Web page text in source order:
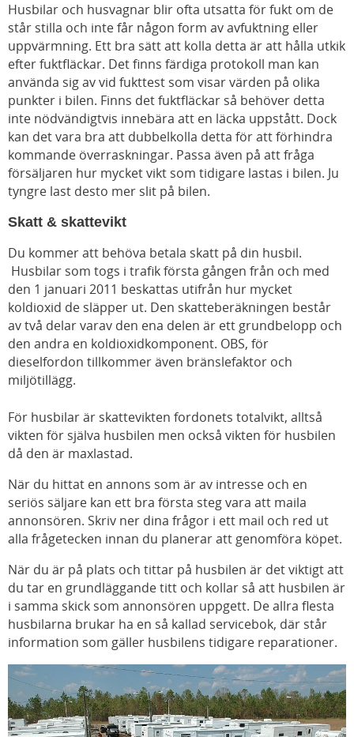
Husbilar och husvagnar blir ofta utsatta för fukt om de
står stilla och inte får någon form av avfuktning eller
uppvärmning. Ett bra sätt att kolla detta är att hålla utkik
efter fuktfläckar. Det finns färdiga protokoll man kan
använda sig av vid fukttest som visar värden på olika
punkter i bilen. Finns det fuktfläckar så behöver detta
inte nödvändigtvis innebära att en läcka uppstått. Dock
kan det vara bra att dubbelkolla detta för att förhindra
kommande överraskningar. Passa även på att fråga
försäljaren hur mycket vikt som tidigare lastas i bilen. Ju
tyngre last desto mer slit på bilen.
Skatt & skattevikt
Du kommer att behöva betala skatt på din husbil.
Husbilar som togs i trafik första gången från och med
den 1 januari 2011 beskattas utifrån hur mycket
koldioxid de släpper ut. Den skatteberäkningen består
av två delar varav den ena delen är ett grundbelopp och
den andra en koldioxidkomponent. OBS, för
dieselfordon tillkommer även bränslefaktor och
miljötillägg.
För husbilar är skattevikten fordonets totalvikt, alltså
vikten för själva husbilen men också vikten för husbilen
då den är maxlastad.
När du hittat en annons som är av intresse och en
seriös säljare kan ett bra första steg vara att maila
annonsören. Skriv ner dina frågor i ett mail och red ut
alla frågetecken innan du planerar att genomföra köpet.
När du är på plats och tittar på husbilen är det viktigt att
du tar en grundläggande titt och kollar så att husbilen är
i samma skick som annonsören uppgett. De allra flesta
husbilarna brukar ha en så kallad servicebok, där står
information som gäller husbilens tidigare reparationer.